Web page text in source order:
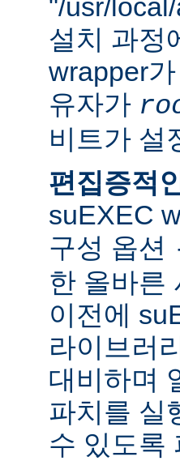
"/usr/
설치 과정
wrapper
유자가
비트가 설
편집증적
suEXEC
구성 옵션
한 올바른
이전에
라이브러
대비하며
파치를 실
수 있도록